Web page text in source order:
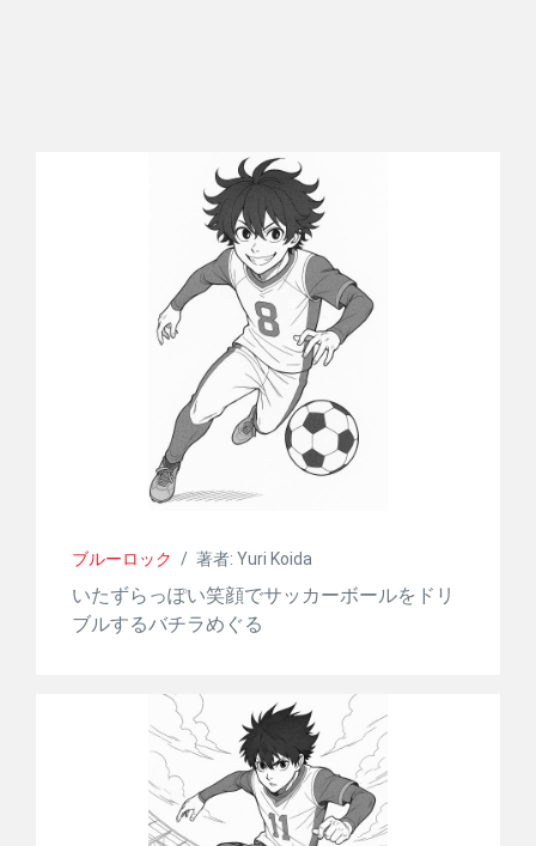
ブルーロック / 著者: Yuri Koida
いたずらっぽい笑顔でサッカーボールをドリ
ブルするバチラめぐる